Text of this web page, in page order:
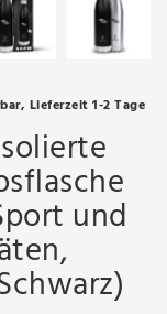
Lieferzeit 1-2 Tage
und